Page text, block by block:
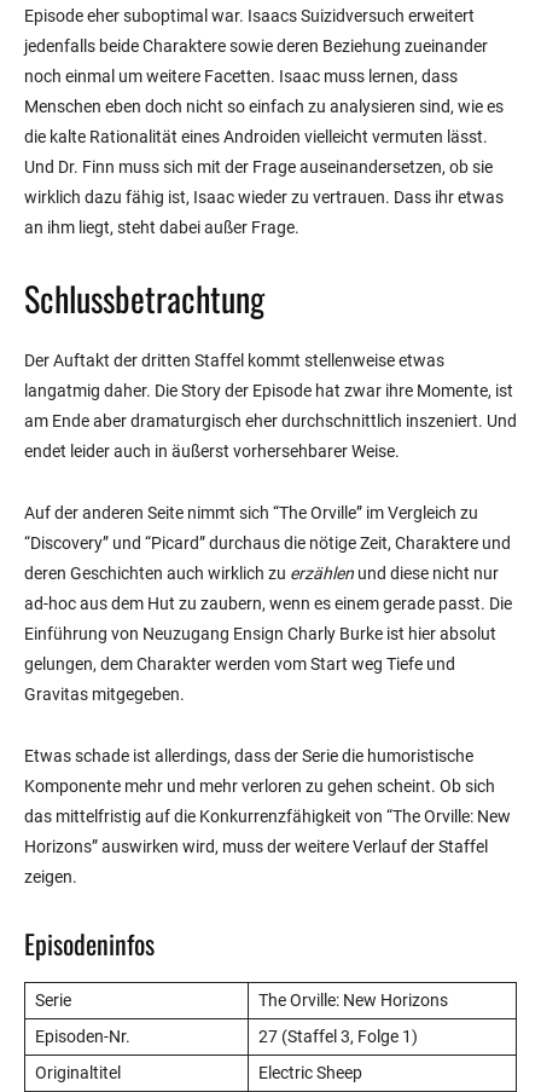
Episode eher suboptimal war. Isaacs Suizidversuch erweitert
jedenfalls beide Charaktere sowie deren Beziehung zueinander
noch einmal um weitere Facetten. Isaac muss lernen, dass
Menschen eben doch nicht so einfach zu analysieren sind, wie es
die kalte Rationalität eines Androiden vielleicht vermuten lässt.
Und Dr. Finn muss sich mit der Frage auseinandersetzen, ob sie
wirklich dazu fähig ist, Isaac wieder zu vertrauen. Dass ihr etwas
an ihm liegt, steht dabei außer Frage.
Schlussbetrachtung
Der Auftakt der dritten Staffel kommt stellenweise etwas
langatmig daher. Die Story der Episode hat zwar ihre Momente, ist
am Ende aber dramaturgisch eher durchschnittlich inszeniert. Und
endet leider auch in äußerst vorhersehbarer Weise.
Auf der anderen Seite nimmt sich “The Orville” im Vergleich zu
“Discovery” und “Picard” durchaus die nötige Zeit, Charaktere und
deren Geschichten auch wirklich zu erzählen und diese nicht nur
ad-hoc aus dem Hut zu zaubern, wenn es einem gerade passt. Die
Einführung von Neuzugang Ensign Charly Burke ist hier absolut
gelungen, dem Charakter werden vom Start weg Tiefe und
Gravitas mitgegeben.
Etwas schade ist allerdings, dass der Serie die humoristische
Komponente mehr und mehr verloren zu gehen scheint. Ob sich
das mittelfristig auf die Konkurrenzfähigkeit von “The Orville: New
Horizons” auswirken wird, muss der weitere Verlauf der Staffel
zeigen.
Episodeninfos
Serie
The Orville: New Horizons
Episoden-Nr.
27 (Staffel 3, Folge 1)
Originaltitel
Electric Sheep